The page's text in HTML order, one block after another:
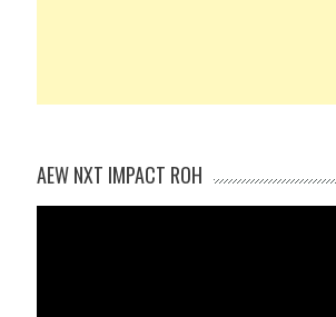
AEW NXT IMPACT ROH